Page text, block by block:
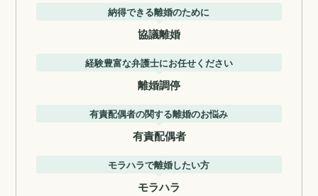
納得できる離婚のために
協議離婚
経験豊富な弁護士にお任せください
離婚調停
有責配偶者の関する離婚のお悩み
有責配偶者
モラハラで離婚したい方
モラハラ